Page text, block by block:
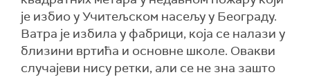
је избио у Учитељском насељу у Београду.
Ватра је избила у фабрици, која се налази у
близини вртића и основне школе. Овакви
случајеви нису ретки, али се не зна зашто